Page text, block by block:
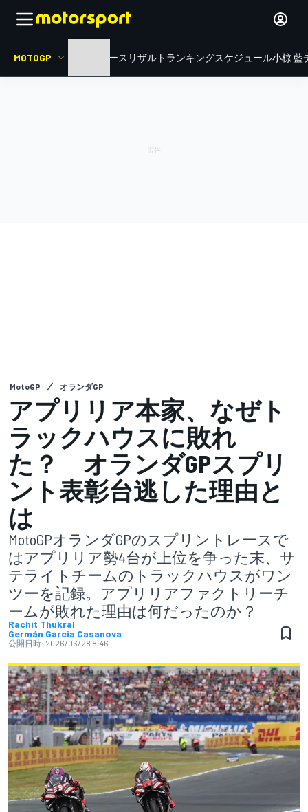
MOTOGP ニュース リザルト ランキングスケジュール小椋 藍
MotoGP オランダGP
アプリリア本家、なぜト
ラックハウスに敗れ
た？ オランダGPスプリ
ント表彰台逃した理由と
は
MotoGPオランダGPのスプリントレースで
はアプリリア勢4台が上位を争った末、サ
テライトチームのトラックハウスがワン
ツーを記録。アプリリアファクトリーチ
ームが敗れた理由は何だったのか？
Rachit Thukral
Germán Garcia Casanova
公開日時: 2026/06/28 8:46